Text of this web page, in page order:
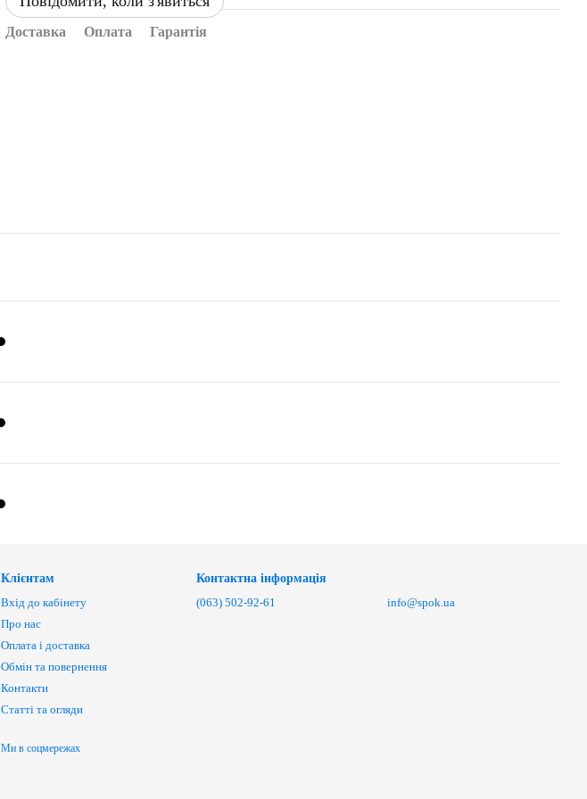
Доставка Оплата Гарантія
Клієнтам
Вхід до кабінету
Про нас
Оплата і доставка
Обмін та повернення
Контакти
Статті та огляди
Ми в соцмережах
Контактна інформація
(063) 502-92-61
info@spok.ua